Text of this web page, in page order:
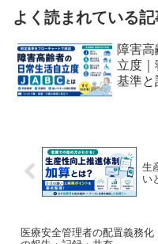
よく読まれている
障害
立度
基準
生
い
医療安全管理者の配置義務化